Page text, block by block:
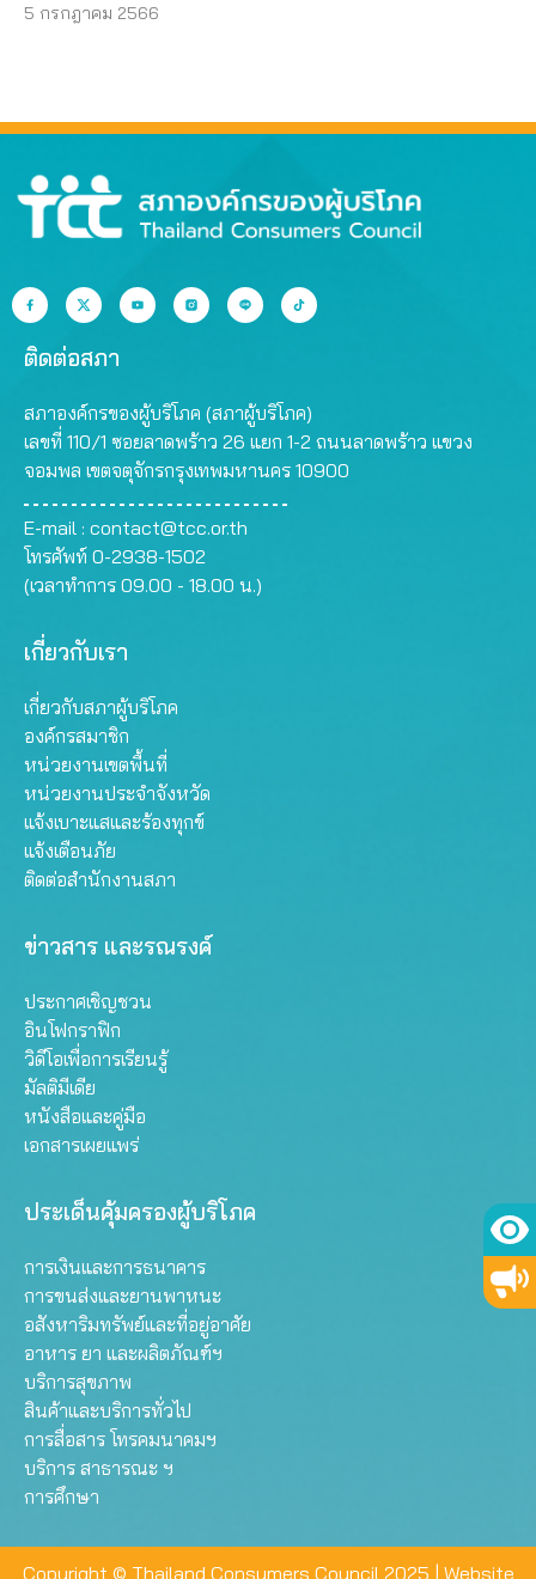
5 กรกฎาคม 2566
ติดต่อสภา
สภาองค์กรของผู้บริโภค (สภาผู้บริโภค)
เลขที่ 110/1 ซอยลาดพร้าว 26 แยก 1-2 ถนนลาดพร้าว แขวง
จอมพล เขตจตุจักรกรุงเทพมหานคร 10900
E-mail : contact@tcc.or.th
โทรศัพท์ 0-2938-1502
(เวลาทำการ 09.00 - 18.00 น.)
เกี่ยวกับเรา
เกี่ยวกับสภาผู้บริโภค
องค์กรสมาชิก
หน่วยงานเขตพื้นที่
หน่วยงานประจำจังหวัด
แจ้งเบาะแสและร้องทุกข์
แจ้งเตือนภัย
ติดต่อสำนักงานสภา
ข่าวสาร และรณรงค์
ประกาศเชิญชวน
อินโฟกราฟิก
วิดีโอเพื่อการเรียนรู้
มัลติมีเดีย
หนังสือและคู่มือ
เอกสารเผยแพร่
ประเด็นคุ้มครองผู้บริโภค
การเงินและการธนาคาร
การขนส่งและยานพาหนะ
อสังหาริมทรัพย์และที่อยู่อาศัย
อาหาร ยา และผลิตภัณฑ์ฯ
บริการสุขภาพ
สินค้าและบริการทั่วไป
การสื่อสาร โทรคมนาคมฯ
บริการ สาธารณะ ฯ
การศึกษา
Copyright © Thailand Consumers Council 2025 | Website